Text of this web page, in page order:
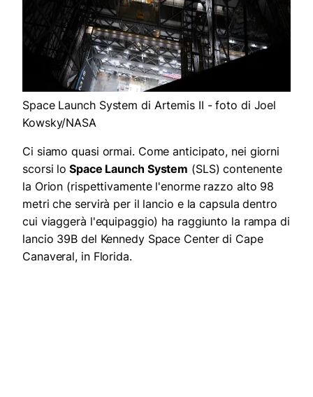
Space Launch System di Artemis II - foto di Joel
Kowsky/NASA
Ci siamo quasi ormai. Come anticipato, nei giorni
scorsi lo Space Launch System (SLS) contenente
la Orion (rispettivamente l'enorme razzo alto 98
metri che servirà per il lancio e la capsula dentro
cui viaggerà l'equipaggio) ha raggiunto la rampa di
lancio 39B del Kennedy Space Center di Cape
Canaveral, in Florida.